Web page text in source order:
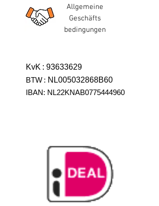
Allgemeine
Geschäfts
bedingungen
KvK : 93633629
BTW : NL005032868B60
IBAN: NL22KNAB0775444960